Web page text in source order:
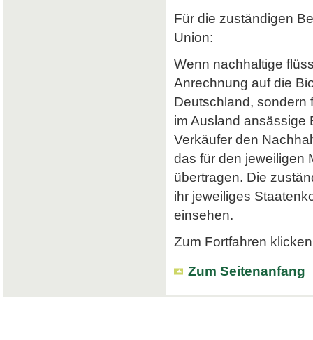
Für die zuständigen
Union:
Wenn nachhaltige
Anrechnung auf die
Deutschland, sondern
im Ausland ansässige
Verkäufer den
das für den jeweiligen
übertragen. Die
ihr jeweiliges
einsehen.
Zum Fortfahren
Zum Seitenanfang